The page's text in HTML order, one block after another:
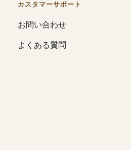
カスタマーサポート
お問い合わせ
よくある質問